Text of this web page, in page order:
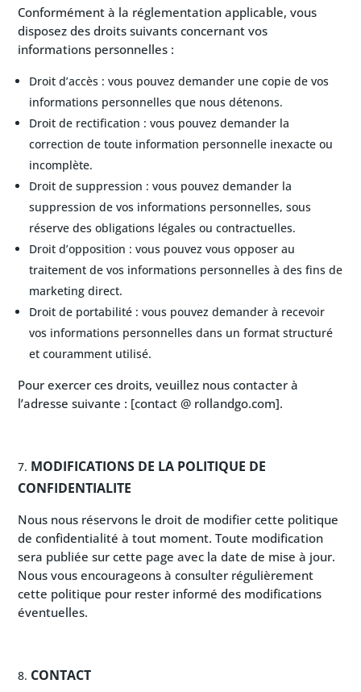
Conformément à la réglementation applicable, vous
disposez des droits suivants concernant vos
informations personnelles :
Droit d’accès : vous pouvez demander une copie de vos
informations personnelles que nous détenons.
Droit de rectification : vous pouvez demander la
correction de toute information personnelle inexacte ou
incomplète.
Droit de suppression : vous pouvez demander la
suppression de vos informations personnelles, sous
réserve des obligations légales ou contractuelles.
Droit d’opposition : vous pouvez vous opposer au
traitement de vos informations personnelles à des fins de
marketing direct.
Droit de portabilité : vous pouvez demander à recevoir
vos informations personnelles dans un format structuré
et couramment utilisé.
Pour exercer ces droits, veuillez nous contacter à
l’adresse suivante : [contact @ rollandgo.com].
MODIFICATIONS DE LA POLITIQUE DE
CONFIDENTIALITE
Nous nous réservons le droit de modifier cette politique
de confidentialité à tout moment. Toute modification
sera publiée sur cette page avec la date de mise à jour.
Nous vous encourageons à consulter régulièrement
cette politique pour rester informé des modifications
éventuelles.
CONTACT